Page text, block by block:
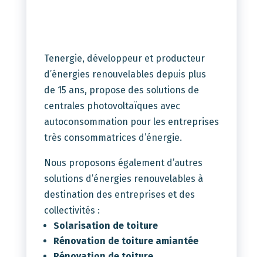
Tenergie, développeur et producteur
d’énergies renouvelables depuis plus
de 15 ans, propose des solutions de
centrales photovoltaïques avec
autoconsommation pour les entreprises
très consommatrices d’énergie.
Nous proposons également d’autres
solutions d’énergies renouvelables à
destination des entreprises et des
collectivités :
Solarisation de toiture
Rénovation de toiture amiantée